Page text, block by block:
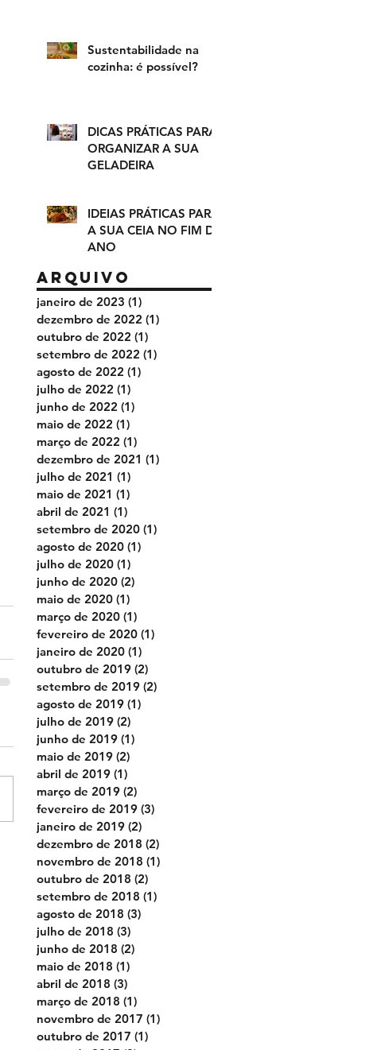
Sustentabilidade na
cozinha: é possível?
DICAS PRÁTICAS PARA
ORGANIZAR A SUA
GELADEIRA
IDEIAS PRÁTICAS PARA
A SUA CEIA NO FIM DE
ANO
Arquivo
janeiro de 2023 (1)
dezembro de 2022 (1)
outubro de 2022 (1)
setembro de 2022 (1)
agosto de 2022 (1)
julho de 2022 (1)
junho de 2022 (1)
maio de 2022 (1)
março de 2022 (1)
dezembro de 2021 (1)
julho de 2021 (1)
maio de 2021 (1)
abril de 2021 (1)
setembro de 2020 (1)
agosto de 2020 (1)
julho de 2020 (1)
junho de 2020 (2)
maio de 2020 (1)
março de 2020 (1)
fevereiro de 2020 (1)
janeiro de 2020 (1)
outubro de 2019 (2)
setembro de 2019 (2)
agosto de 2019 (1)
julho de 2019 (2)
junho de 2019 (1)
maio de 2019 (2)
abril de 2019 (1)
março de 2019 (2)
fevereiro de 2019 (3)
janeiro de 2019 (2)
dezembro de 2018 (2)
novembro de 2018 (1)
outubro de 2018 (2)
setembro de 2018 (1)
agosto de 2018 (3)
julho de 2018 (3)
junho de 2018 (2)
maio de 2018 (1)
abril de 2018 (3)
março de 2018 (1)
novembro de 2017 (1)
outubro de 2017 (1)